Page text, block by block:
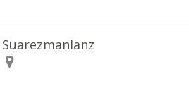
Suarezmanlanz